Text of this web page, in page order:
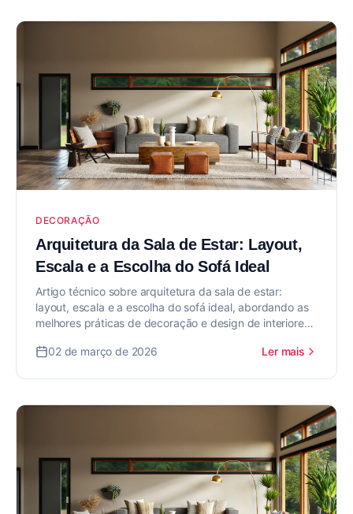
DECORAÇÃO
Arquitetura da Sala de Estar: Layout,
Escala e a Escolha do Sofá Ideal
Artigo técnico sobre arquitetura da sala de estar:
layout, escala e a escolha do sofá ideal, abordando as
melhores práticas de decoração e design de interiores
02 de março de 2026
Ler mais